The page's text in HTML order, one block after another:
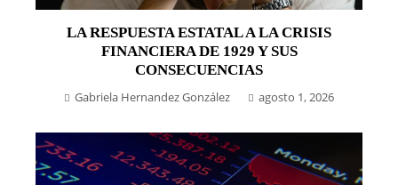
LA RESPUESTA ESTATAL A LA CRISIS
FINANCIERA DE 1929 Y SUS
CONSECUENCIAS
Gabriela Hernandez González agosto 1, 2026